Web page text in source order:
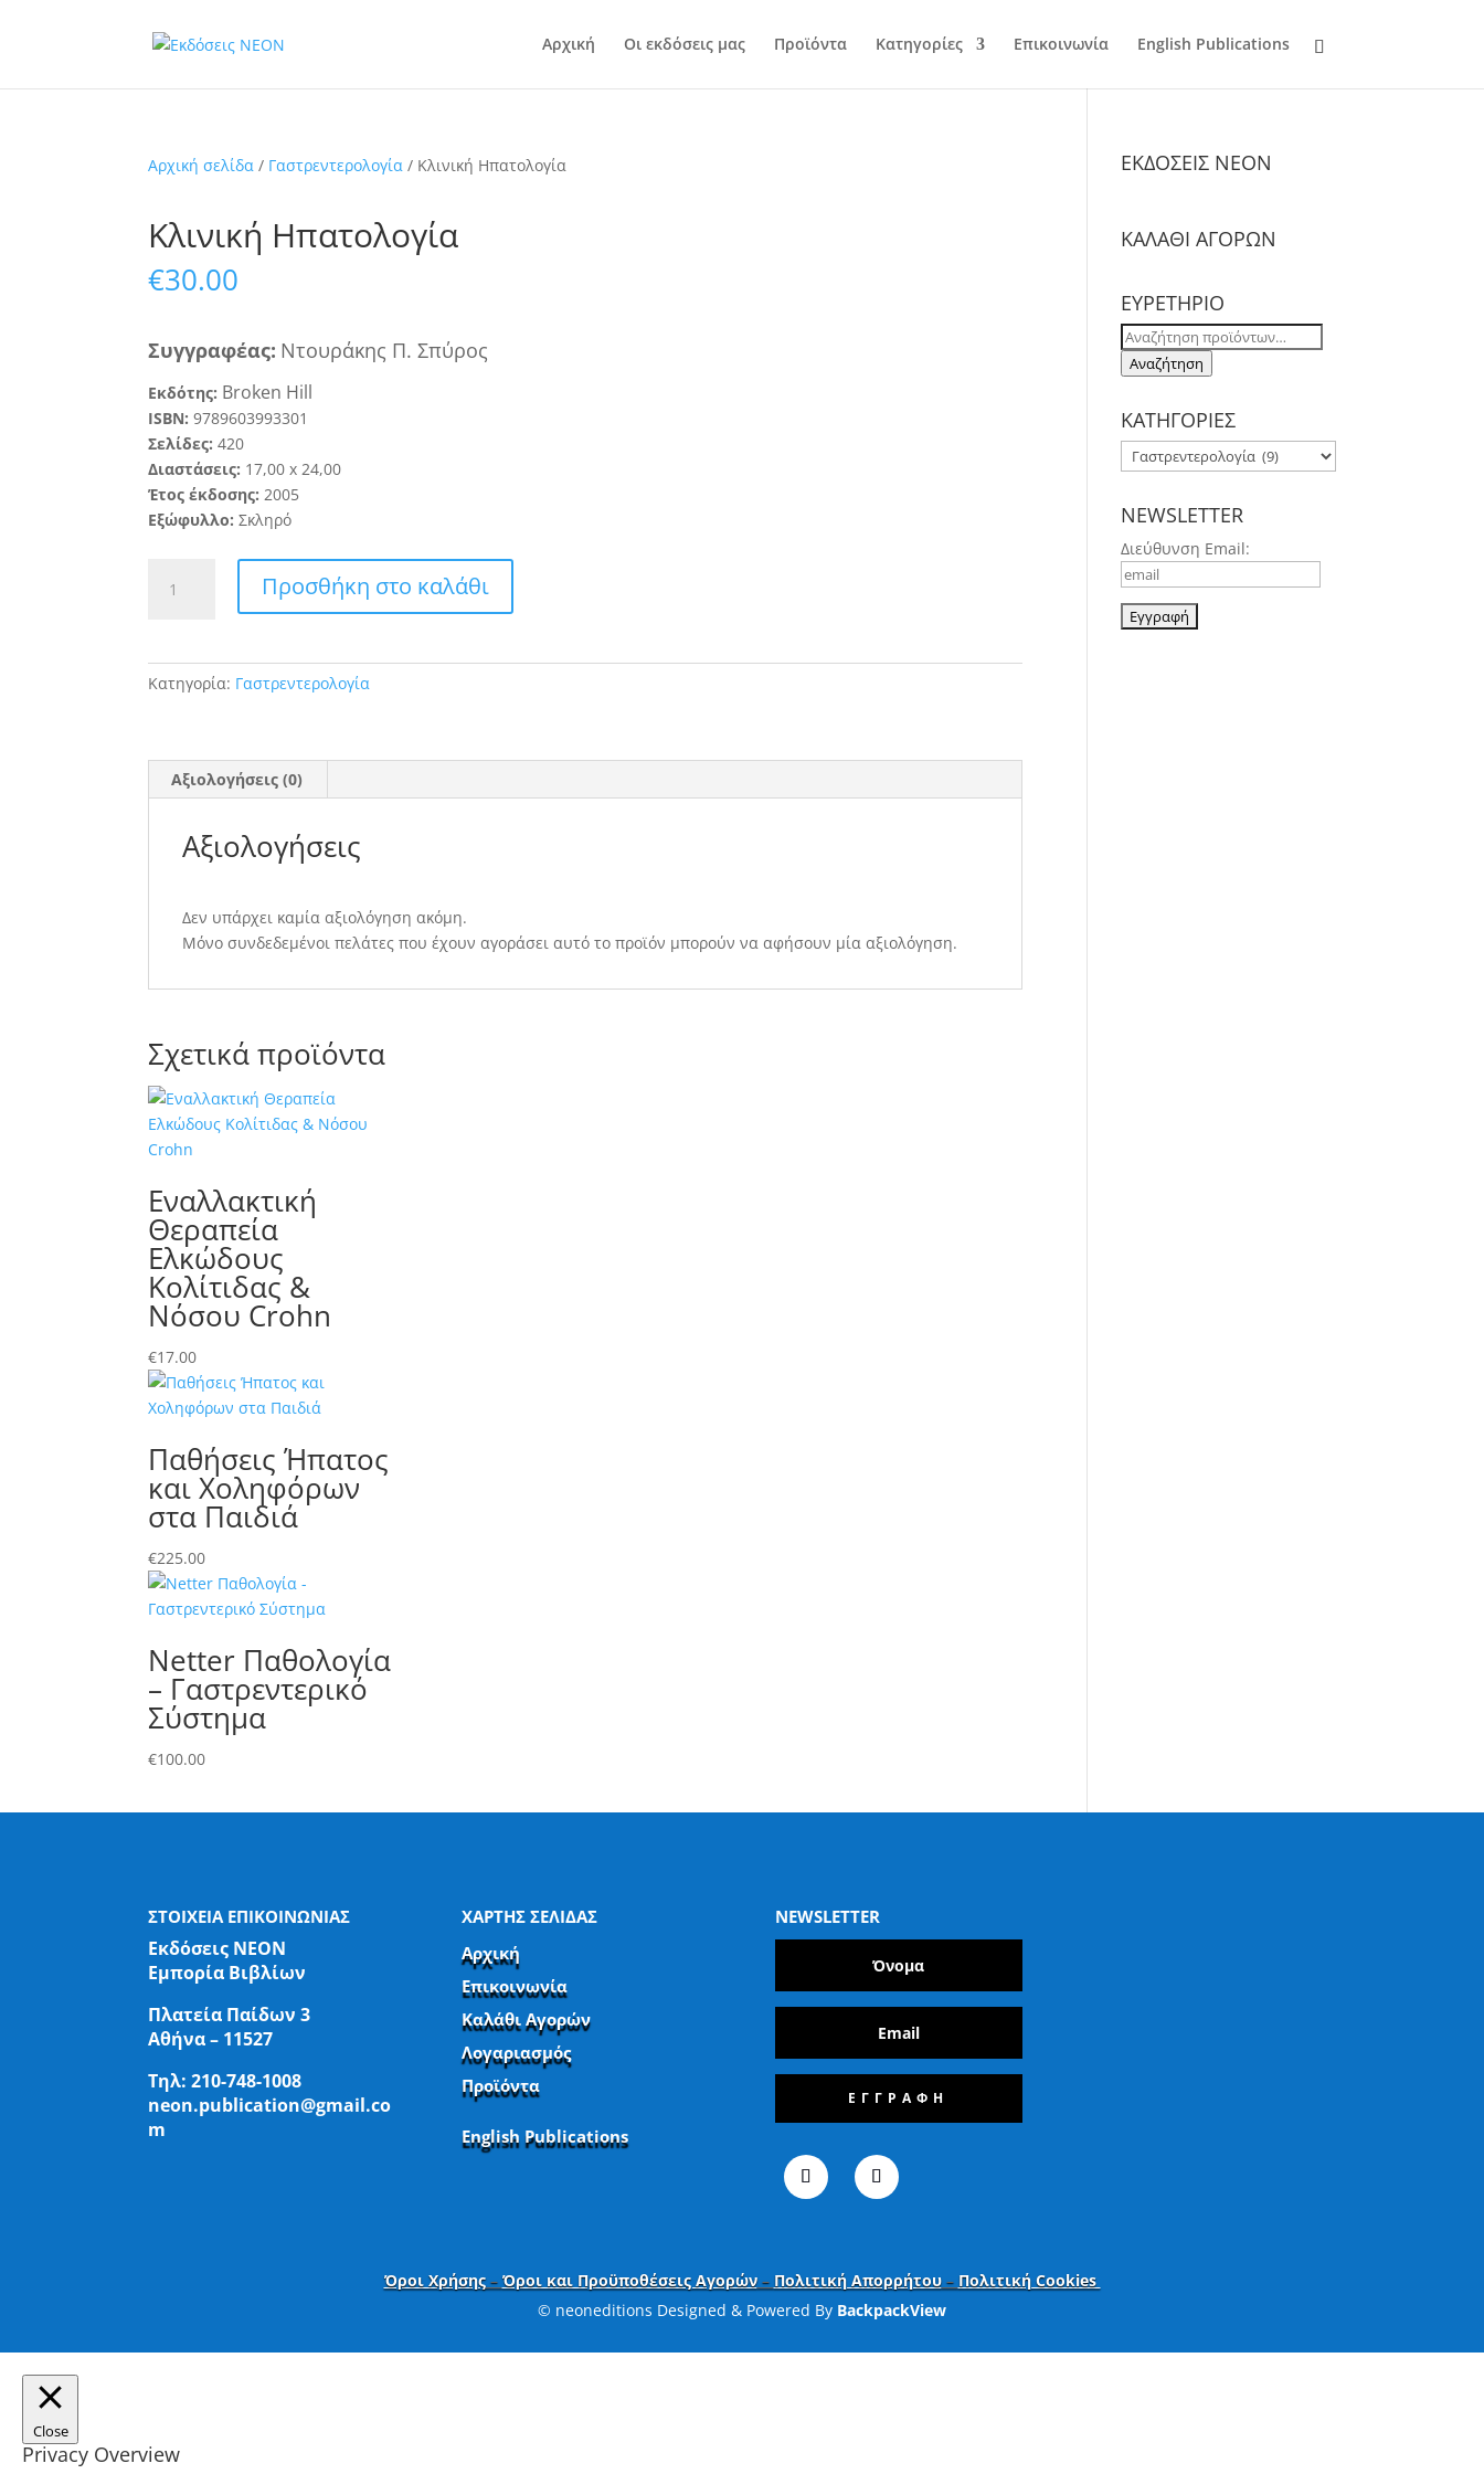
Αρχική Οι εκδόσεις μας Προϊόντα Κατηγορίες Επικοινωνία English Publications
Αρχική σελίδα / Γαστρεντερολογία / Κλινική Ηπατολογία
Κλινική Ηπατολογία
€30.00
Συγγραφέας: Ντουράκης Π. Σπύρος
Εκδότης: Broken Hill
ISBN: 9789603993301
Σελίδες: 420
Διαστάσεις: 17,00 x24,00
Έτος έκδοσης: 2005
Εξώφυλλο: Σκληρό
Ηπατολογία
Προσθήκη στο καλάθι
Κατηγορία: Γαστρεντερολογία
Αξιολογήσεις (0)
Αξιολογήσεις
Δεν υπάρχει καμία αξιολόγηση ακόμη.
Μόνο συνδεδεμένοι πελάτες που έχουν αγοράσει αυτό το προϊόν μπορούν να αφήσουν μία αξιολόγηση.
Σχετικά προϊόντα
Εναλλακτική
Θεραπεία
Ελκώδους
Κολίτιδας &
Νόσου Crohn
€17.00
Παθήσεις Ήπατος
και Χοληφόρων
στα Παιδιά
€225.00
Netter Παθολογία
– Γαστρεντερικό
Σύστημα
€100.00
ΕΚΔΟΣΕΙΣ NΕΟΝ
ΚΑΛΑΘΙ ΑΓΟΡΩΝ
ΕΥΡΕΤΗΡΙΟ
Αναζήτηση
για:
Αναζήτηση
ΚΑΤΗΓΟΡΙΕΣ
NEWSLETTER
Διεύθυνση Email:
ΣΤΟΙΧΕΙΑ ΕΠΙΚΟΙΝΩΝΙΑΣ
Εκδόσεις ΝΕΟΝ
Εμπορία Βιβλίων
Πλατεία Παίδων 3
Αθήνα – 11527
Τηλ:210-748-1008
neon.publication@gmail.co
m
ΧΑΡΤΗΣ ΣΕΛΙΔΑΣ
Αρχική
Επικοινωνία
Καλάθι Αγορών
Λογαριασμός
Προϊόντα
English Publications
NEWSLETTER
ΕΓΓΡΑΦΗ
Όροι Χρήσης–Όροι και Προϋποθέσεις Αγορών– Πολιτική Απορρήτου– Πολιτική Cookies
© neoneditions Designed & Powered By BackpackView
Close
Privacy Overview